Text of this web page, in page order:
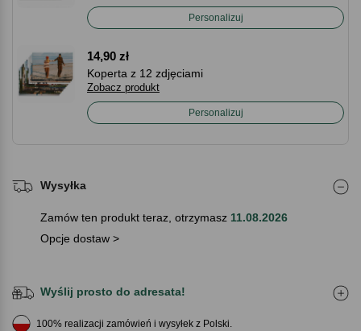
Personalizuj
14,90 zł
Koperta z 12 zdjęciami
Zobacz produkt
Personalizuj
Wysyłka
Zamów ten produkt teraz, otrzymasz 11.08.2026
Opcje dostaw >
Wyślij prosto do adresata!
100% realizacji zamówień i wysyłek z Polski.